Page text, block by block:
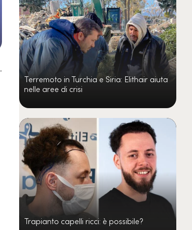
.
Terremoto in Turchia e Siria: Elithair aiuta
nelle aree di crisi
Trapianto capelli ricci: è possibile?